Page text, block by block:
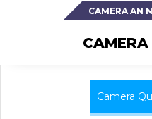
CAMERA AN
Camera